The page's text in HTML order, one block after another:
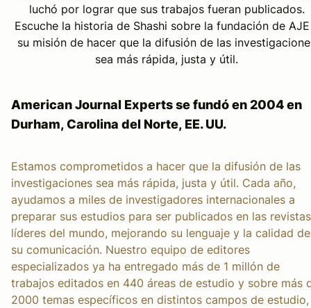
luchó por lograr que sus trabajos fueran publicados.
Escuche la historia de Shashi sobre la fundación de
su misión de hacer que la difusión de las
sea más rápida, justa y útil.
American Journal Experts se fundó en 2004 en
Durham, Carolina del Norte, EE. UU.
Estamos comprometidos a hacer que la difusión de las
investigaciones sea más rápida, justa y útil. Cada año,
ayudamos a miles de investigadores internacionales a
preparar sus estudios para ser publicados en las revistas
líderes del mundo, mejorando su lenguaje y la calidad de
su comunicación. Nuestro equipo de editores
especializados ya ha entregado más de 1 millón de
trabajos editados en 440 áreas de estudio y sobre más
2000 temas específicos en distintos campos de estudio,